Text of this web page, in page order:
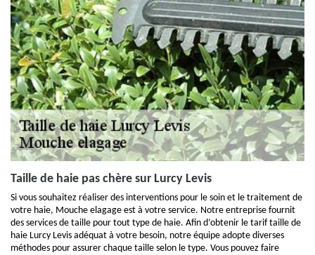
Taille de haie pas chère sur Lurcy Levis
Si vous souhaitez réaliser des interventions pour le soin et le traitement de
votre haie, Mouche elagage est à votre service. Notre entreprise fournit
des services de taille pour tout type de haie. Afin d’obtenir le tarif taille de
haie Lurcy Levis adéquat à votre besoin, notre équipe adopte diverses
méthodes pour assurer chaque taille selon le type. Vous pouvez faire